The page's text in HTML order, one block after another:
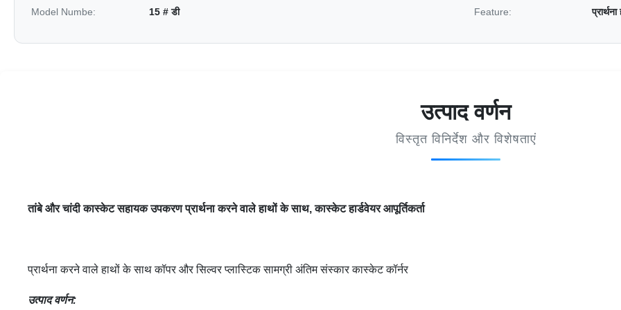
Model Numbe: 15 # डी Feature:
उत्पाद वर्णन
विस्तृत विनिर्देश और विशेषताएं
तांबे और चांदी कास्केट सहायक उपकरण प्रार्थना करने वाले हाथों के साथ, कास्केट हार्डवेयर आपूर्तिकर्ता
प्रार्थना करने वाले हाथों के साथ कॉपर और सिल्वर प्लास्टिक सामग्री अंतिम संस्कार कास्केट कॉर्नर
उत्पाद वर्णन: